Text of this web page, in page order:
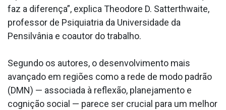
faz a diferença”, explica Theodore D. Satterthwaite,
professor de Psiquiatria da Universidade da
Pensilvânia e coautor do trabalho.
Segundo os autores, o desenvolvimento mais
avançado em regiões como a rede de modo padrão
(DMN) — associada à reflexão, planejamento e
cognição social — parece ser crucial para um melhor